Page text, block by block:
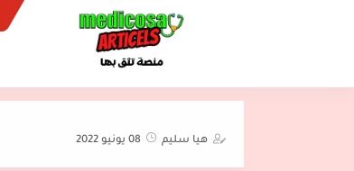
هيا سليم 08 يونيو 2022